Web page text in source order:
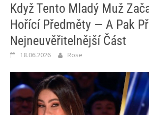
Když Tento Mladý Muž
Hořící Předměty — A Pak
Nejneuvěřitelnější Část
18.06.2026 Rose